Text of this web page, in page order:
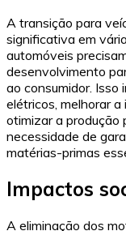
A transição para
significativa em
automóveis
desenvolvimento
ao consumidor. Isso
elétricos, melhorar
otimizar a produção
necessidade de
matérias-primas
Impactos
A eliminação dos